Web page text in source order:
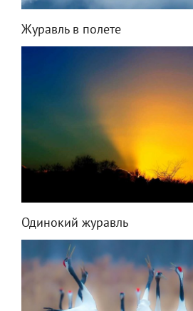
Журавль в полете
Одинокий журавль